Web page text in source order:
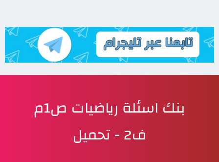
بنك اسئلة رياضيات ص1م
ف2 - تحميل